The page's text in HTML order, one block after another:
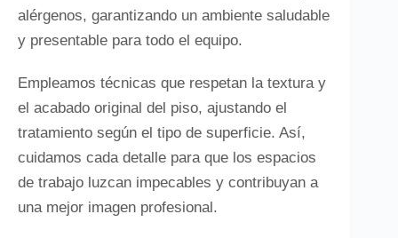
alérgenos, garantizando un ambiente saludable
y presentable para todo el equipo.
Empleamos técnicas que respetan la textura y
el acabado original del piso, ajustando el
tratamiento según el tipo de superficie. Así,
cuidamos cada detalle para que los espacios
de trabajo luzcan impecables y contribuyan a
una mejor imagen profesional.